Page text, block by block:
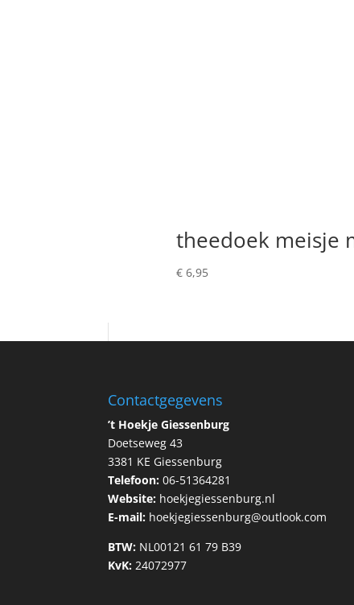
theedoek meisje
€ 6,95
Contactgegevens
’t Hoekje Giessenburg
Doetseweg 43
3381 KE Giessenburg
Telefoon: 06-51364281
Website: hoekjegiessenburg.nl
E-mail: hoekjegiessenburg@outlook.com
BTW: NL00121 61 79 B39
KvK:24072977